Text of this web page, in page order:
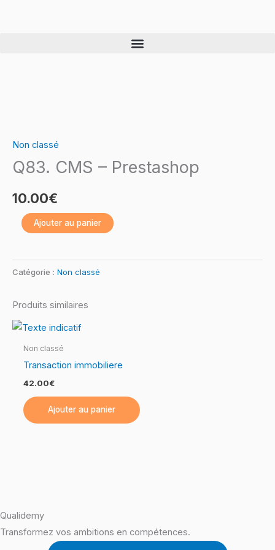
Non classé
Q83. CMS – Prestashop
10.00€
Q83.
CMS
Prestashop
Ajouter au panier
Catégorie : Non classé
Produits similaires
Non classé
Transaction immobiliere
42.00€
Ajouter au panier
Qualidemy
Transformez vos ambitions en compétences.